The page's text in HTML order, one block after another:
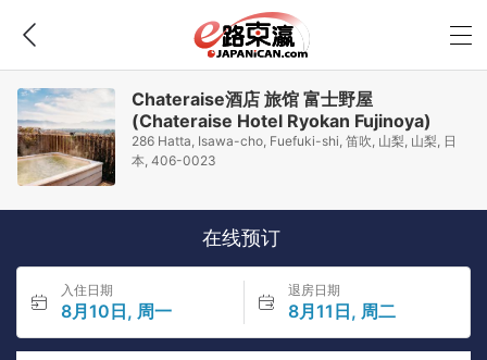
Chateraise酒店 旅馆 富士野屋
(Chateraise Hotel Ryokan Fujinoya)
286 Hatta, Isawa-cho, Fuefuki-shi, 笛吹, 山梨, 山梨, 日
本, 406-0023
在线预订
入住日期
8月10日, 周一
退房日期
8月11日, 周二